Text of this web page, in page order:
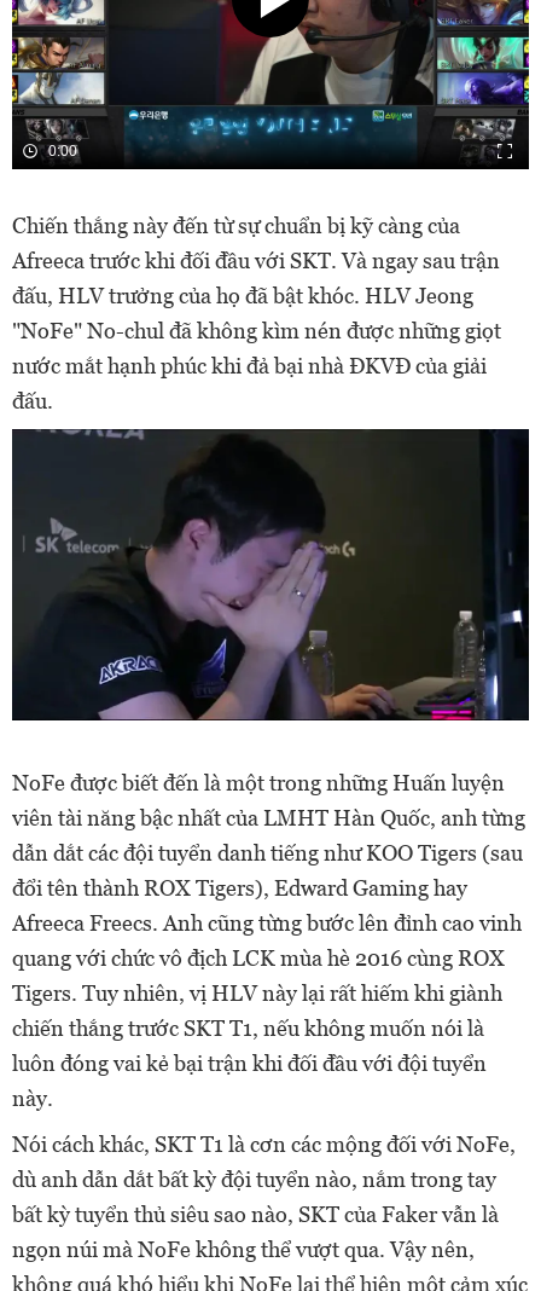
0:00
Chiến thắng này đến từ sự chuẩn bị kỹ càng của
Afreeca trước khi đối đầu với SKT. Và ngay sau trận
đấu, HLV trưởng của họ đã bật khóc. HLV Jeong
"NoFe" No-chul đã không kìm nén được những giọt
nước mắt hạnh phúc khi đả bại nhà ĐKVĐ của giải
đấu.
NoFe được biết đến là một trong những Huấn luyện
viên tài năng bậc nhất của LMHT Hàn Quốc, anh từng
dẫn dắt các đội tuyển danh tiếng như KOO Tigers (sau
đổi tên thành ROX Tigers), Edward Gaming hay
Afreeca Freecs. Anh cũng từng bước lên đỉnh cao vinh
quang với chức vô địch LCK mùa hè 2016 cùng ROX
Tigers. Tuy nhiên, vị HLV này lại rất hiếm khi giành
chiến thắng trước SKT T1, nếu không muốn nói là
luôn đóng vai kẻ bại trận khi đối đầu với đội tuyển
này.
Nói cách khác, SKT T1 là cơn các mộng đối với NoFe,
dù anh dẫn dắt bất kỳ đội tuyển nào, nắm trong tay
bất kỳ tuyển thủ siêu sao nào, SKT của Faker vẫn là
ngọn núi mà NoFe không thể vượt qua. Vậy nên,
không quá khó hiểu khi NoFe lại thể hiện một cảm xúc